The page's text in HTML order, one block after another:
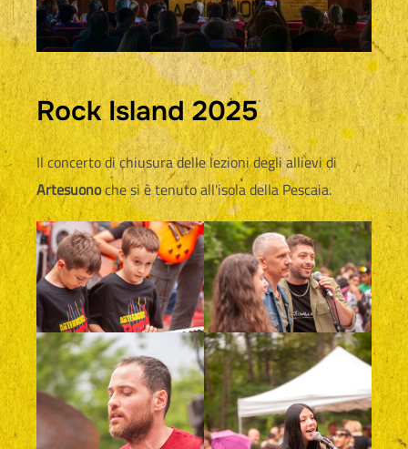
Rock Island 2025
Il concerto di chiusura delle lezioni degli allievi di
Artesuonoche si è tenuto all'isola della Pescaia.